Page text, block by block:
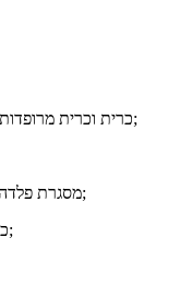
2> כרית וכרית מרופדות יתר על המידה יכולות לתת לך נוחות אולטימטיבית;
4> מסגרת פלדה באיכות גבוהה מבטיחה כיסא זה יחזיק מעמד שנים;
5>כורסה פשוטה יכולה להתאים לכל מה שאתם צריכים;